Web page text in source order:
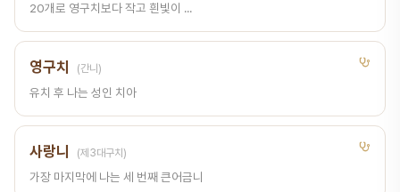
20개로 영구치보다 작고 흰빛이 ...
영구치 (간니)
유치 후 나는 성인 치아
사랑니 (제3대구치)
가장 마지막에 나는 세 번째 큰어금니